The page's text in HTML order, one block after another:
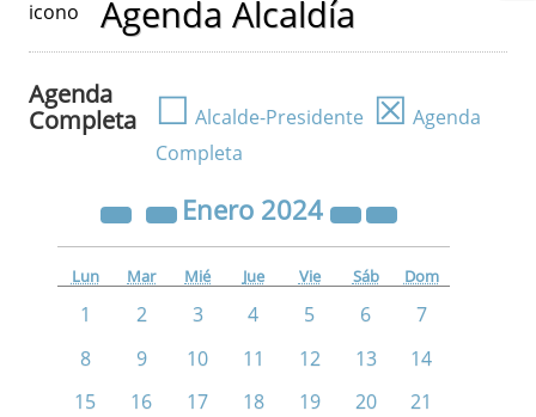
Agenda Alcaldía
Agenda
Completa
☐ Alcalde-Presidente ☒ Agenda
Completa
Enero 2024
Lun Mar Mié Jue Vie Sáb Dom
1 2 3 4 5 6
7
8
9 10 11 12 13
14
15
16 17 18 19 20
21